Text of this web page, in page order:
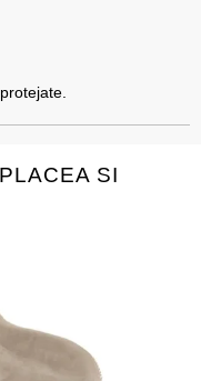
SI